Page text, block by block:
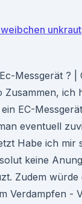
Messgerät ? |
ich
EC-
eventuell
Habe ich mir
keine
Zudem würde
Verdampfen -